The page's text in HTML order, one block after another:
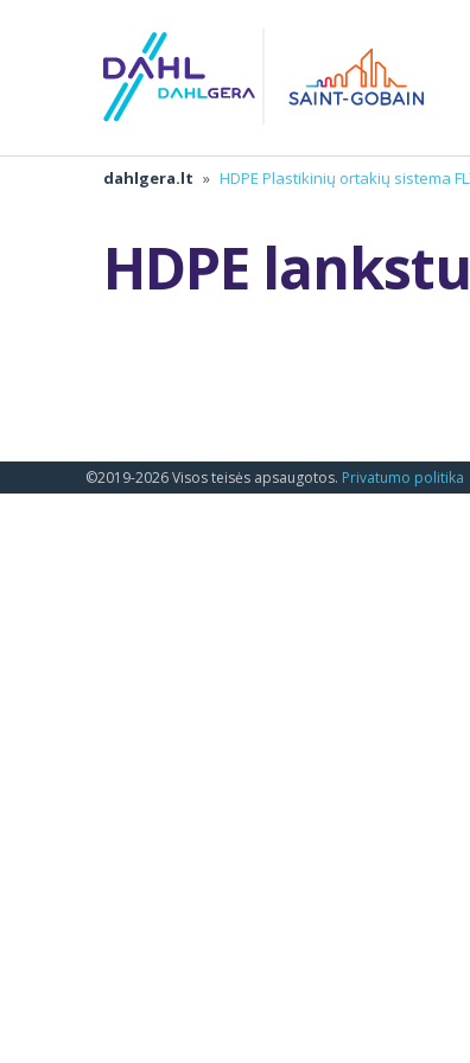
dahlgera.lt » HDPE Plastikinių ortakių sistema
HDPE
©2019-2026 Visos teisės apsaugotos. Privatumo politika